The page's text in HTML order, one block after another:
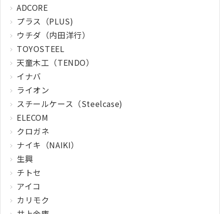
ADCORE
プラス（PLUS)
ウチダ（内田洋行）
TOYOSTEEL
天童木工（TENDO）
イナバ
ライオン
スチールケース（Steelcase)
ELECOM
クロガネ
ナイキ（NAIKI）
生興
チトセ
アイコ
カリモク